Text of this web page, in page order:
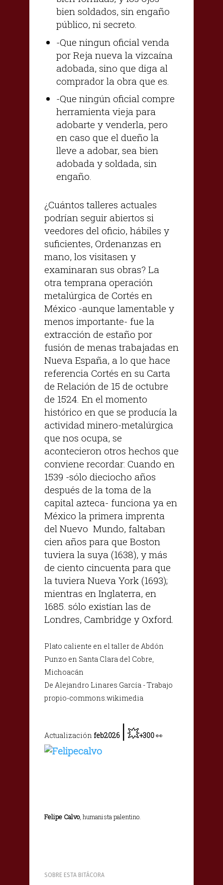
bien soldados, sin engaño
público, ni secreto.
-Que ningun oficial venda
por Reja nueva la vizcaína
adobada, sino que diga al
comprador la obra que es.
-Que ningún oficial compre
herramienta vieja para
adobarte y venderla, pero
en caso que el dueño la
lleve a adobar, sea bien
adobada y soldada, sin
engaño.
¿Cuántos talleres actuales
podrían seguir abiertos si
veedores del oficio, hábiles y
suficientes, Ordenanzas en
mano, los visitasen y
examinaran sus obras? La
otra temprana operación
metalúrgica de Cortés en
México -aunque lamentable y
menos importante- fue la
extracción de estaño por
fusión de menas trabajadas en
Nueva España, a lo que hace
referencia Cortés en su Carta
de Relación de 15 de octubre
de 1524. En el momento
histórico en que se producía la
actividad minero-metalúrgica
que nos ocupa, se
acontecieron otros hechos que
conviene recordar: Cuando en
1539 -sólo dieciocho años
después de la toma de la
capital azteca- funciona ya en
México la primera imprenta
del Nuevo Mundo, faltaban
cien años para que Boston
tuviera la suya (1638), y más
de ciento cincuenta para que
la tuviera Nueva York (1693);
mientras en Inglaterra, en
1685. sólo existían las de
Londres, Cambridge y Oxford.
Plato caliente en el taller de Abdón
Punzo en Santa Clara del Cobre,
Michoacán
De Alejandro Linares García - Trabajo
propio-commons.wikimedia
Actualización feb2026 |💥+300👀
Felipe Calvo, humanista palentino.
SOBRE ESTA BITÁCORA